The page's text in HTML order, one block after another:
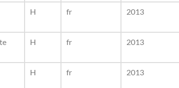
H fr 2013
H fr 2013
H fr 2013